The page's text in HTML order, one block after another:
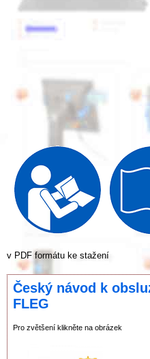
v PDF formátu ke stažení
Český návod k
FLEG
Pro zvětšení klikněte na obrázek